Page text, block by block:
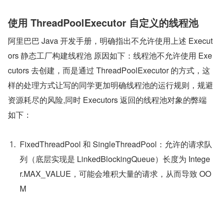
使用 ThreadPoolExecutor 自定义的线程池
阿里巴巴 Java 开发手册，明确指出不允许使用上述 Execut
ors 静态工厂构建线程池 原因如下：线程池不允许使用 Exe
cutors 去创建，而是通过 ThreadPoolExecutor 的方式，这
样的处理方式让写的同学更加明确线程池的运行规则，规避
资源耗尽的风险,同时 Executors 返回的线程池对象的弊端
如下：
FixedThreadPool 和 SingleThreadPool：允许的请求队
列（底层实现是 LinkedBlockingQueue）长度为 Intege
r.MAX_VALUE，可能会堆积大量的请求，从而导致 OO
M